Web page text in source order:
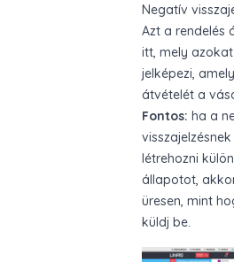
Negatív
Azt a rendelés
itt, mely
jelképezi,
átvételét a
Fontos: ha a
létrehozni
állapotot,
üresen, mint
küldj be.